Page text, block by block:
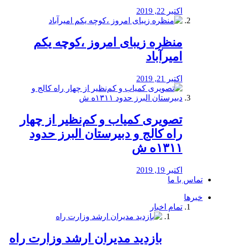
اکتبر 22, 2019
منظره‌‌ زیبای امروز ،کوچه یکم
امیرآباد
اکتبر 21, 2019
️تصویری کمیاب و کم‌نظیر از چهار
راه كالج و دبيرستان البرز حدود
۱۳۱۱ه ش
اکتبر 19, 2019
تماس با ما
خبرها
تمام اخبار
بازدید مدیران ارشد وزارت راه